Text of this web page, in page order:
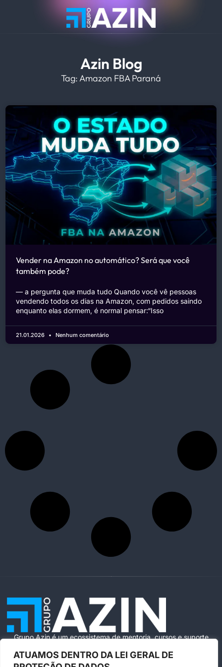
ATUAMOS DENTRO DA LEI GERAL DE
Azin Blog
Tag: Amazon FBA Paraná
Vender na Amazon no automático? Será que você
também pode?
— a pergunta que muda tudo Quando você vê pessoas
vendendo todos os dias na Amazon, com pedidos saindo
enquanto elas dormem, é normal pensar:“Isso
21.01.2026 Nenhum comentário
Grupo Azin é um ecossistema de mentoria, cursos e suporte
escala na Amazon Brasil.